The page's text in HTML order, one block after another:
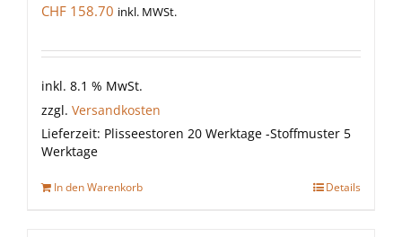
CHF 158.70 inkl. MWSt.
inkl. 8.1 % MwSt.
zzgl. Versandkosten
Lieferzeit: Plisseestoren 20 Werktage -Stoffmuster 5
Werktage
In den Warenkorb Details